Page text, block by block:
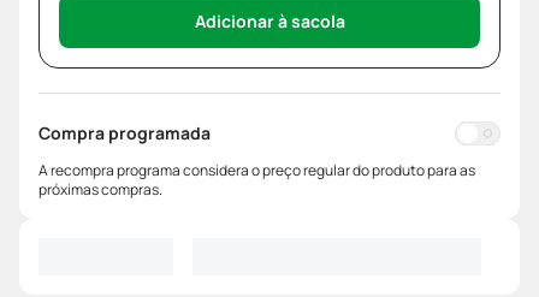
Adicionar à sacola
Compra programada
A recompra programa considera o preço regular do produto para as
próximas compras.